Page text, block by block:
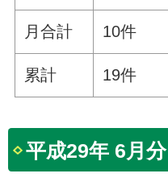
月合計 10件
累計 19件
平成29年 6月分